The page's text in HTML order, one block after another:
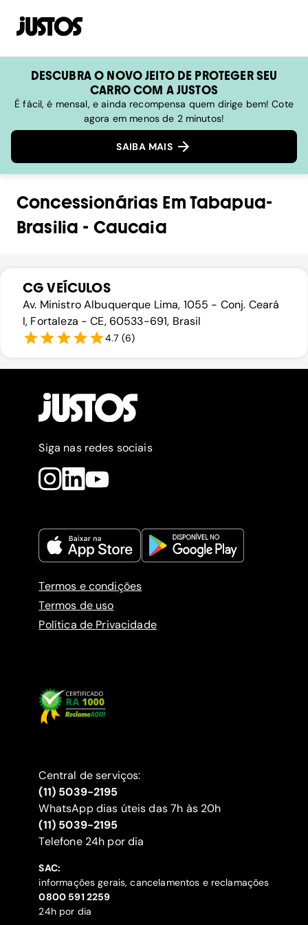
DESCUBRA O NOVO JEITO DE PROTEGER SEU
CARRO COM A JUSTOS
É fácil, é mensal, e ainda recompensa quem dirige bem! Cote
agora em menos de 2 minutos!
SAIBA MAIS
Concessionárias Em Tabapua-
Brasilia - Caucaia
CG VEÍCULOS
Av. Ministro Albuquerque Lima, 1055 - Conj. Ceará
I, Fortaleza - CE, 60533-691, Brasil
4.7 (6)
Siga nas redes sociais
Termos e condições
Termos de uso
Política de Privacidade
Central de serviços:
(11) 5039-2195
WhatsApp dias úteis das 7h às 20h
(11) 5039-2195
‍Telefone 24h por dia
SAC:
informações gerais, cancelamentos e reclamações
‍0800 591 2259
24h por dia